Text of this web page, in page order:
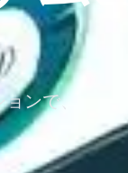
ンで、